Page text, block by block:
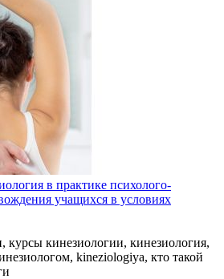
в практике психолого-
учащихся в условиях
курсы кинезиологии, кинезиология,
kineziologiya, кто такой